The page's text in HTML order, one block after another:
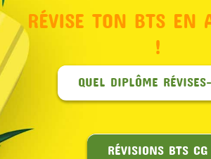
RÉVISE TON BTS EN
!
QUEL DIPLÔME
RÉVISIONS BTS CG